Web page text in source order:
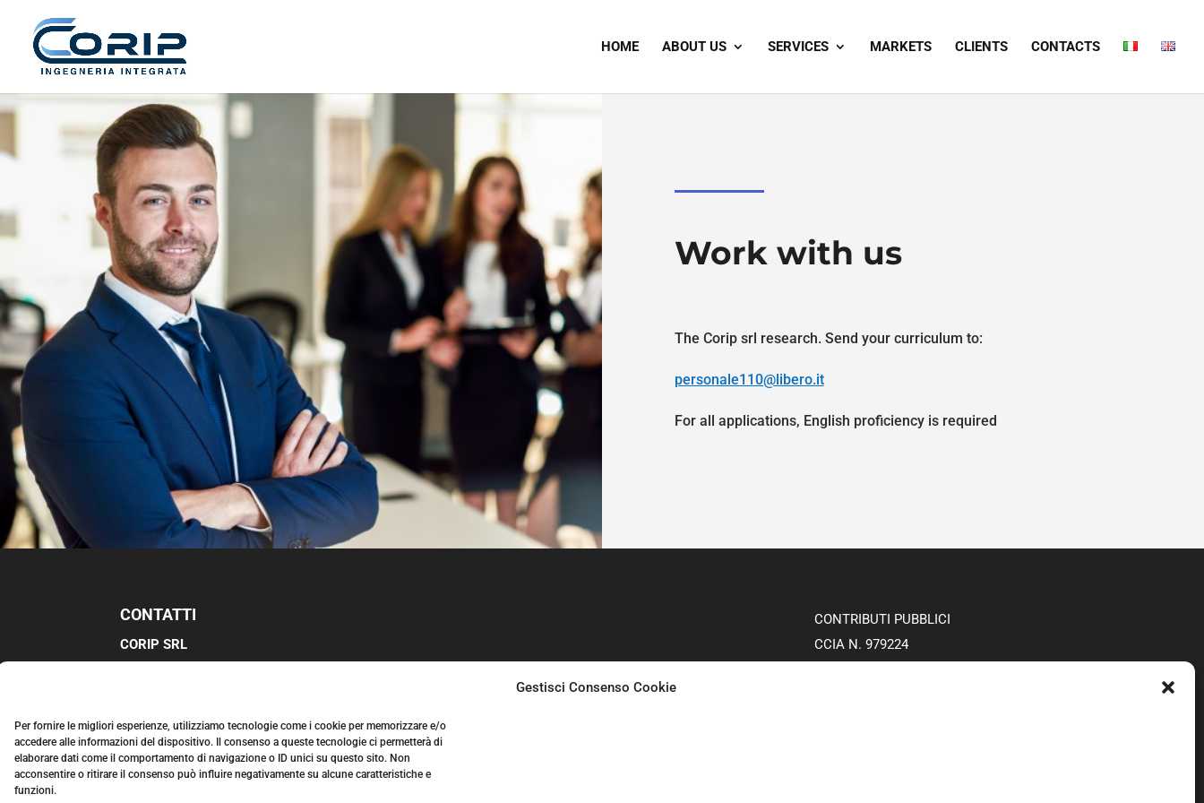
Gestisci Consenso Cookie
Per fornire le migliori esperienze, utilizziamo tecnologie come i cookie per memorizzare e/o
accedere alle informazioni del dispositivo. Il consenso a queste tecnologie ci permetterà di
elaborare dati come il comportamento di navigazione o ID unici su questo sito. Non
acconsentire o ritirare il consenso può influire negativamente su alcune caratteristiche e
funzioni.
HOME ABOUT US SERVICES MARKETS CLIENTS CONTACTS
Work with us
The Corip srl research. Send your curriculum to:
personale110@libero.it
For all applications, English proficiency is required
CONTATTI
CORIP SRL
EMAIL:
INFO@CORIPSRL.IT
PARTITA IVA:06597761003
CONTRIBUTI PUBBLICI
CCIA N. 979224